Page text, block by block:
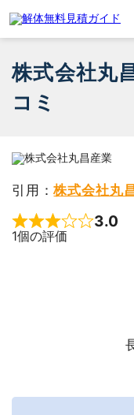
株式会社丸
コミ
引用：株式会社丸
Rated 3 out of 5
3.0
1個の評価